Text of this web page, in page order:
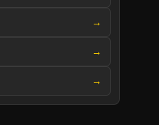
→
→
→